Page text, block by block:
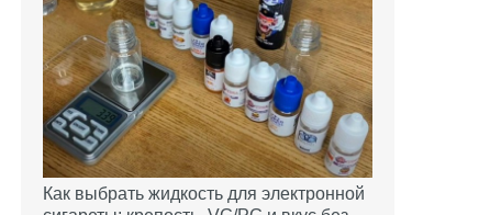
Как выбрать жидкость для электронной